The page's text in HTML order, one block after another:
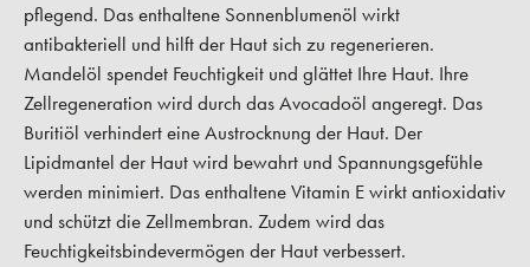
pflegend. Das enthaltene Sonnenblumenöl wirkt
antibakteriell und hilft der Haut sich zu regenerieren.
Mandelöl spendet Feuchtigkeit und glättet Ihre Haut. Ihre
Zellregeneration wird durch das Avocadoöl angeregt. Das
Buritiöl verhindert eine Austrocknung der Haut. Der
Lipidmantel der Haut wird bewahrt und Spannungsgefühle
werden minimiert. Das enthaltene Vitamin E wirkt antioxidativ
und schützt die Zellmembran. Zudem wird das
Feuchtigkeitsbindevermögen der Haut verbessert.